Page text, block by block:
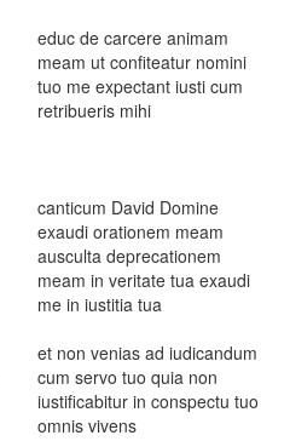
educ de carcere animam
meam ut confiteatur nomini
tuo me expectant iusti cum
retribueris mihi
canticum David Domine
exaudi orationem meam
ausculta deprecationem
meam in veritate tua exaudi
me in iustitia tua
et non venias ad iudicandum
cum servo tuo quia non
iustificabitur in conspectu tuo
omnis vivens